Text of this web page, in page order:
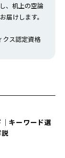
、机上の空論
届けします。
クス認定資格
キーワード選